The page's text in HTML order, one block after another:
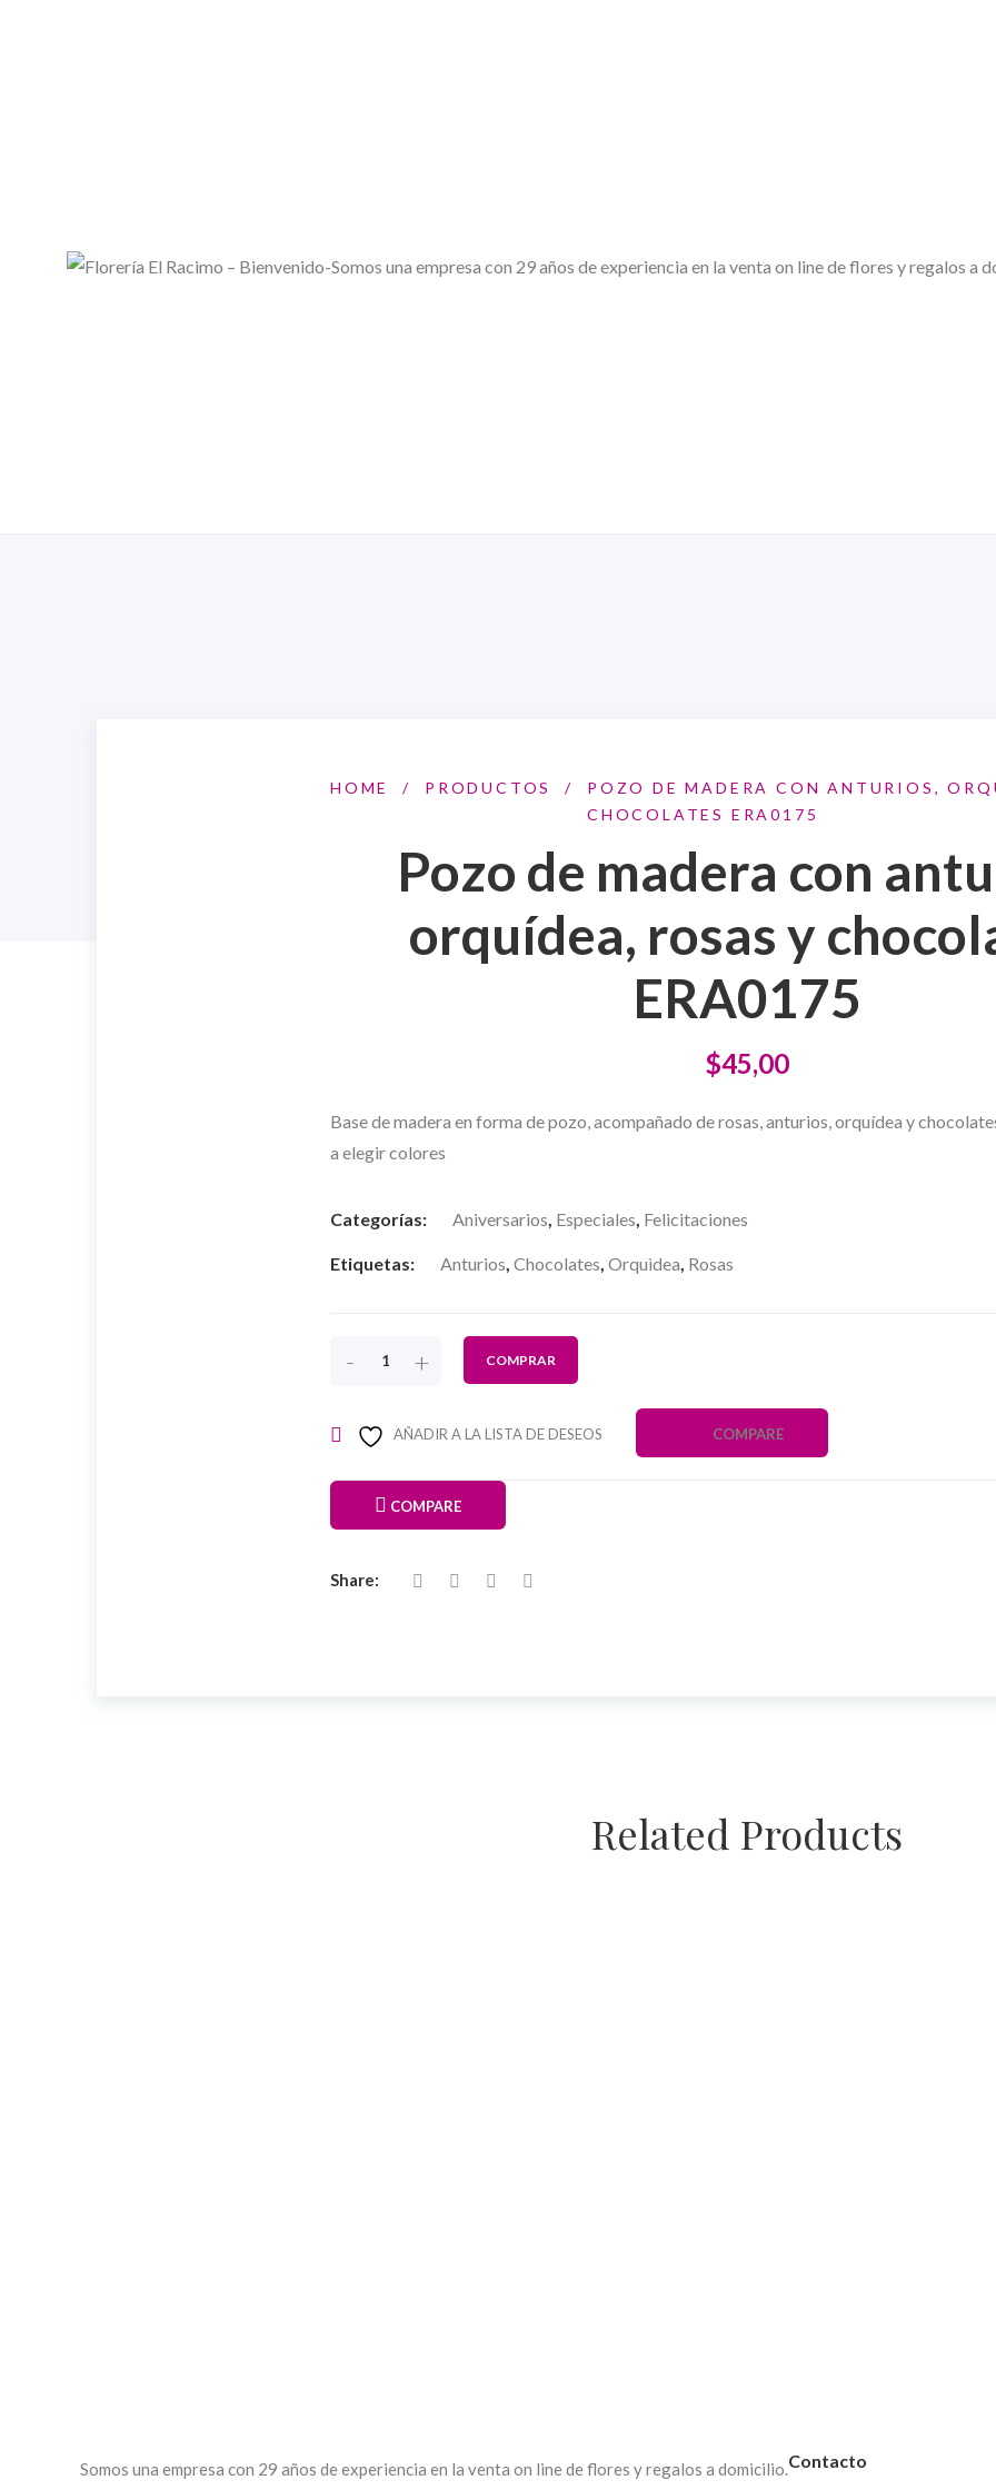
HOME / PRODUCTOS /
POZO DE MADERA CON ANTURIOS,
CHOCOLATES ERA0175
Pozo de madera con
orquídea, rosas y
ERA0175
$45,00
Base de madera en forma de pozo, acompañado de rosas, anturios, orquídea y
a elegir colores
Categorías: Aniversarios, Especiales, Felicitaciones
Etiquetas: Anturios, Chocolates, Orquìdea, Rosas
- + COMPRAR
AÑADIR A LA LISTA DE DESEOS COMPARE
COMPARE
Share:
Related Products
Somos una empresa con 29 años de experiencia en la venta on line de flores y regalos a domicilio.Contacto